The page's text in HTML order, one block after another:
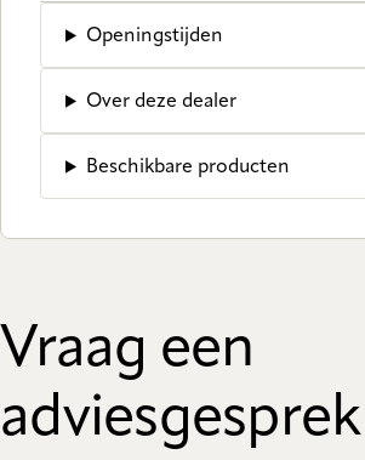
Openingstijden
Over deze dealer
Beschikbare producten
Vraag een